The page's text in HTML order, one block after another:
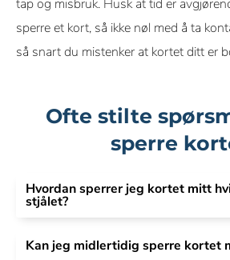
tap og misbruk. Husk at tid er
sperre et kort, så ikke nøl med å ta
så snart du mistenker at kortet ditt er
Ofte stilte
sperre
Hvordan sperrer jeg kortet mitt
stjålet?
Kan jeg midlertidig sperre kortet